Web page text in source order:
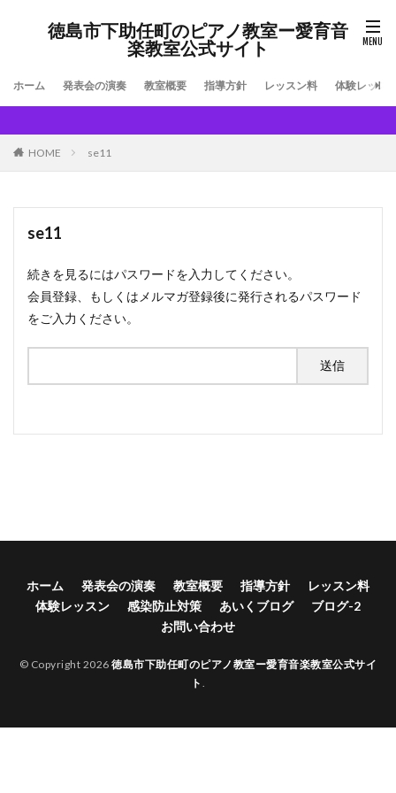
徳島市下助任町のピアノ教室ー愛育音
楽教室公式サイト
ホーム 発表会の演奏 教室概要 指導方針 レッスン料 体験レッス
HOME se11
se11
続きを見るにはパスワードを入力してください。
会員登録、もしくはメルマガ登録後に発行されるパスワード
をご入力ください。
ホーム 発表会の演奏 教室概要 指導方針
レッスン料
体験レッスン
感染防止対策 あいくブログ
ブログ-2
お問い合わせ
© Copyright 2026徳島市下助任町のピアノ教室ー愛育音楽教室公式サイ
ト .